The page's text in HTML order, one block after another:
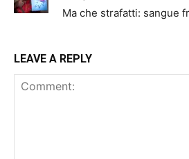
Ma che strafatti: sangue
LEAVE A REPLY